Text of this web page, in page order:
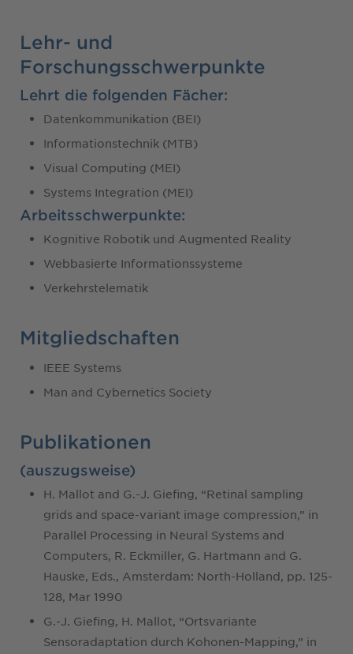
Lehr- und
Forschungsschwerpunkte
Lehrt die folgenden Fächer:
Datenkommunikation (BEI)
Informationstechnik (MTB)
Visual Computing (MEI)
Systems Integration (MEI)
Arbeitsschwerpunkte:
Kognitive Robotik und Augmented Reality
Webbasierte Informationssysteme
Verkehrstelematik
Mitgliedschaften
IEEE Systems
Man and Cybernetics Society
Publikationen
(auszugsweise)
H. Mallot and G.-J. Giefing, “Retinal sampling
grids and space-variant image compression,” in
Parallel Processing in Neural Systems and
Computers, R. Eckmiller, G. Hartmann and G.
Hauske, Eds., Amsterdam: North-Holland, pp. 125-
128, Mar 1990
G.-J. Giefing, H. Mallot, “Ortsvariante
Sensoradaptation durch Kohonen-Mapping,” in